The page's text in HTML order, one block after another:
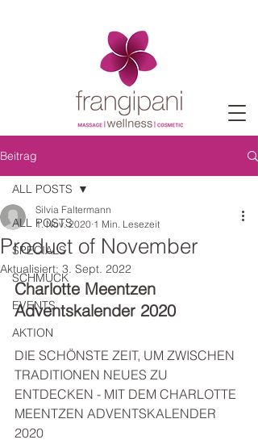
Beitrag
ALL POSTS
SPECIALS
SCHMUCK
EVENTS
AKTION
ALL POSTS
Product of November
Silvia Faltermann
1. Nov. 2020 1 Min. Lesezeit
Aktualisiert: 3. Sept. 2022
Charlotte Meentzen
Adventskalender 2020
DIE SCHÖNSTE ZEIT, UM ZWISCHEN
TRADITIONEN NEUES ZU
ENTDECKEN - MIT DEM CHARLOTTE
MEENTZEN ADVENTSKALENDER
2020